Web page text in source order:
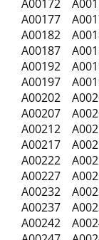
A00172
A00177
A00182
A00187
A00192
A00197
A00202
A00207
A00212
A00217
A00222
A00227
A00232
A00237
A00242